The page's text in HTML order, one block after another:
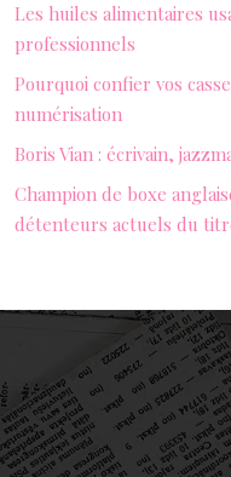
Les huiles alimentaires
professionnels
Pourquoi confier vos
numérisation
Boris Vian : écrivain,
Champion de boxe
détenteurs actuels du